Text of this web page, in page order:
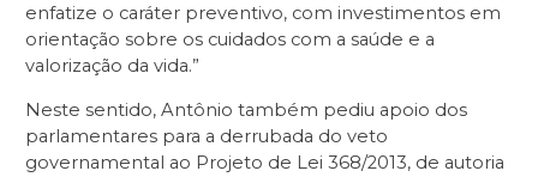
enfatize o caráter preventivo, com investimentos em
orientação sobre os cuidados com a saúde e a
valorização da vida.”
Neste sentido, Antônio também pediu apoio dos
parlamentares para a derrubada do veto
governamental ao Projeto de Lei 368/2013, de autoria